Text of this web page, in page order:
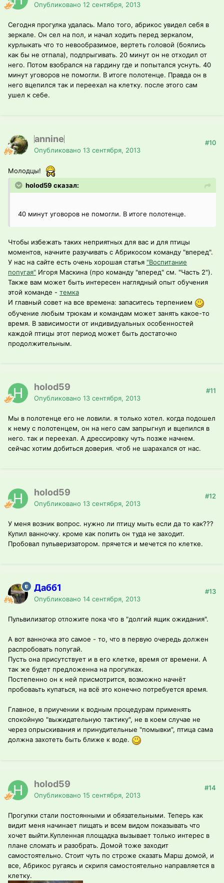
Опубликовано 12 сентября, 2013
Сегодня прогулка удалась. Мало того, абрикос увидел себя в
зеркале. Он сел на пол, и начал ходить перед зеркалом,
курлыкать что то невообразимое, вертеть головой (боялись
как бы не отпала), подпрыгивать. 20 минут он не отходил от
него. Потом взобрался на гардину где и попытался уснуть. 40
минут уговоров не помогли. В итоге полотенце. Правда он в
него вцепился так и переехал на клетку. после этого сам
ушел к себе.
annine
Опубликовано 13 сентября, 2013
#10
Молодцы!
holod59 сказал:
40 минут уговоров не помогли. В итоге полотенце.
Чтобы избежать таких неприятных для вас и для птицы
моментов, начните разучивать с Абрикосом команду "вперед".
У нас на сайте есть очень хорошая статья "Воспитание
попугая" Игоря Маскина (про команду "вперед" см. "Часть 2").
Также вам может быть интересен наглядный опыт обучения
этой команде - темка
И главный совет на все времена: запаситесь терпением
обучение любым трюкам и командам может занять какое-то
время. В зависимости от индивидуальных особенностей
каждой птицы этот период может быть достаточно
продолжительным.
holod59
Опубликовано 13 сентября, 2013
#11
Мы в полотенце его не ловили. я только хотел. когда подошел
к нему с полотенцем, он на него сам запрыгнул и вцепился в
него. так и переехал. А дрессировку чуть позже начнем.
сейчас хотим добиться доверия. чтоб не шарахался от нас.
holod59
Опубликовано 13 сентября, 2013
#12
У меня возник вопрос. нужно ли птицу мыть если да то как???
Купил ванночку. кроме как попить он туда не заходит.
Пробовал пульверизатором. прячется и мечется по клетке.
Дабб1
Опубликовано 14 сентября, 2013
#13
Пульвилизатор отложите пока что в "долгий ящик ожидания".
А вот ванночка это самое - то, что в первую очередь должен
распробовать попугай.
Пусть она присутствует и в его клетке, время от времени. А
так же будет предложенна на прогулках.
Постепенно он к ней присмотрится, возможно начнёт
пробоваьть купаться, на всё это конечно потребуется время.
Главное, в приучении к водным процедурам применять
спокойную "выжидательную тактику", не в коем случае не
через опрыскивания и принудительные "помывки", птица сама
должна захотеть быть ближе к воде.
holod59
Опубликовано 15 сентября, 2013
#14
Прогулки стали постоянными и обязательными. Теперь как
видит меня начинает пищать и всем видом показывать что
хочет выйти.Купленная площадка вызывает только интерес в
плане сломать и разобрать. Домой тоже заходит
самостоятельно. Стоит чуть по строже сказать Марш домой, и
все, Абрикос ругаясь и скрипя самостоятельно направляется в
клетку.